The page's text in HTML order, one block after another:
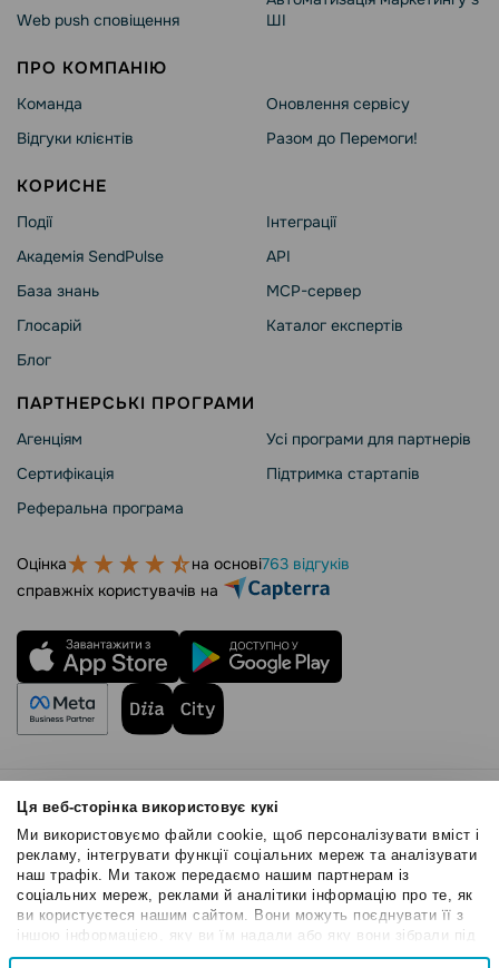
Ця веб-сторінка використовує кукі
Ми використовуємо файли cookie, щоб персоналізувати вміст і
рекламу, інтегрувати функції соціальних мереж та аналізувати
наш трафік. Ми також передаємо нашим партнерам із
соціальних мереж, реклами й аналітики інформацію про те, як
ви користуєтеся нашим сайтом. Вони можуть поєднувати її з
іншою інформацією, яку ви їм надали або яку вони зібрали під
час вашого користування їхніми службами.
Вибір
Web push сповіщення
ШІ
ПРО КОМПАНІЮ
Команда
Відгуки клієнтів
Оновлення сервісу
Разом до Перемоги!
КОРИСНЕ
Події
Академія SendPulse
База знань
Глосарій
Блог
Інтеграції
API
MCP-сервер
Каталог експертів
ПАРТНЕРСЬКІ ПРОГРАМИ
Агенціям
Сертифікація
Реферальна програма
Усі програми для партнерів
Підтримка стартапів
Оцінка на основі763 відгуків
справжніх користувачів на
Правила користування
Політика Cookies
Безпека SendPulse
Політика конфіденційності
© 2015 - 2026. ТОВ «СендПульс». Всі права захищені